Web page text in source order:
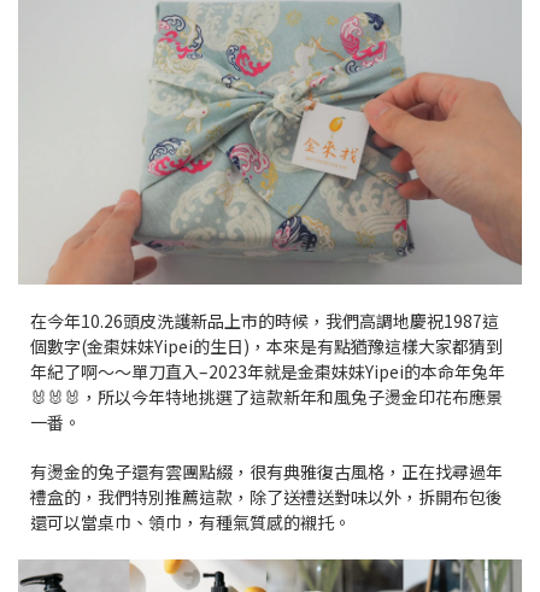
在今年10.26頭皮洗護新品上市的時候，我們高調地慶祝1987這
個數字(金棗妹妹Yipei的生日)，本來是有點猶豫這樣大家都猜到
年紀了啊～～單刀直入–2023年就是金棗妹妹Yipei的本命年兔年
🐰🐰🐰，所以今年特地挑選了這款新年和風兔子燙金印花布應景
一番。
有燙金的兔子還有雲團點綴， 很有典雅復古風格，正在找尋過年
禮盒的，我們特別推薦這款，除了送禮送對味以外，拆開布包後
還可以當桌巾、領巾，有種氣質感的襯托。